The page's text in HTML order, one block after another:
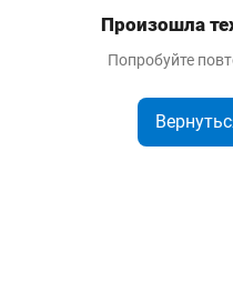
Произошла
Попробуйте